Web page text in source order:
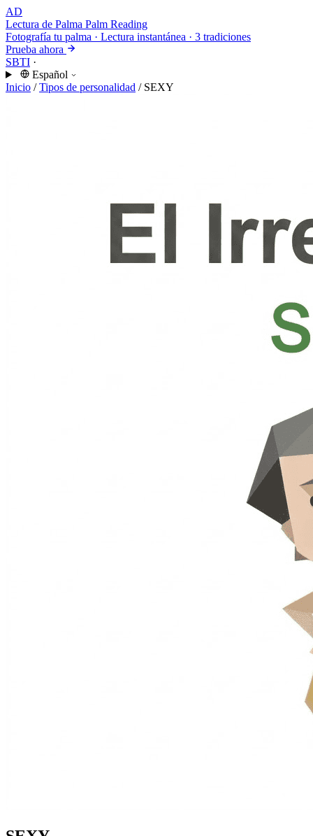
AD
Lectura de Palma Palm Reading
Fotografía tu palma · Lectura instantánea · 3 tradiciones
Prueba ahora
SBTI ·
Español
Inicio / Tipos de personalidad / SEXY